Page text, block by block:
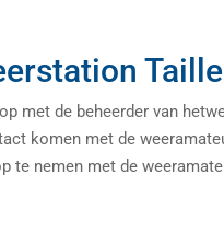
met de beheerder van
komen met de
te nemen met de